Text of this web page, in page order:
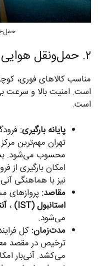
حمل-
۲. حمل‌ونقل هوایی (بار هوایی)
مناسب کالاهای فوری،
است. امنیت بالا و سرعت
است.
پایانه بارگیری:
تهران مهم‌ترین
محسوب می‌شود.
امکان بارگیری از
نیز با هماهنگی
مقاصد: پروازهای
استانبول (IST)
،
می‌شود.
مدت‌زمان: کل
ترخیص در مقصد
می‌کشد. آنی‌بار